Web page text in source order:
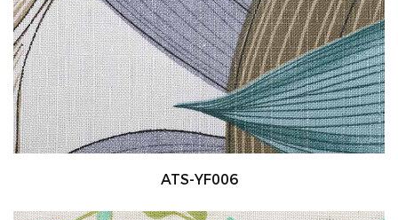
ATS-YF006